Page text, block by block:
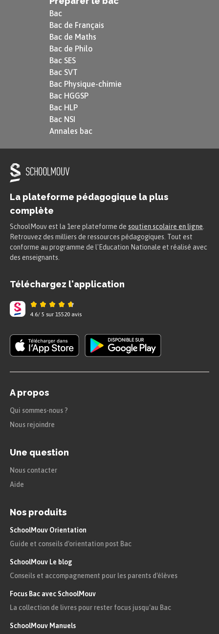
Bac
Bac de Français
Bac de Maths
Bac de Philo
Bac SES
Bac SVT
Bac Physique-chimie
Bac HGGSP
Bac HLP
Bac NSI
Annales bac
La plateforme pédagogique la plus
complète
SchoolMouv est la 1ere plateforme de soutien scolaire en ligne
Retrouvez des milliers de ressources pédagogiques. Tout est
conforme au programme de l'Education Nationale et réalisé avec
des enseignants.
Téléchargez l'application
4.6/ 5 sur 15520 avis
A propos
Qui sommes-nous ?
Nous rejoindre
Une question
Nous contacter
Aide
Nos produits
SchoolMouv Orientation
Guide et conseils d'orientation post Bac
SchoolMouv Le blog
Conseils et accompagnement pour les parents d'élèves
Focus Bac avec SchoolMouv
La collection de livres pour rester focus jusqu'au Bac
SchoolMouv Manuels